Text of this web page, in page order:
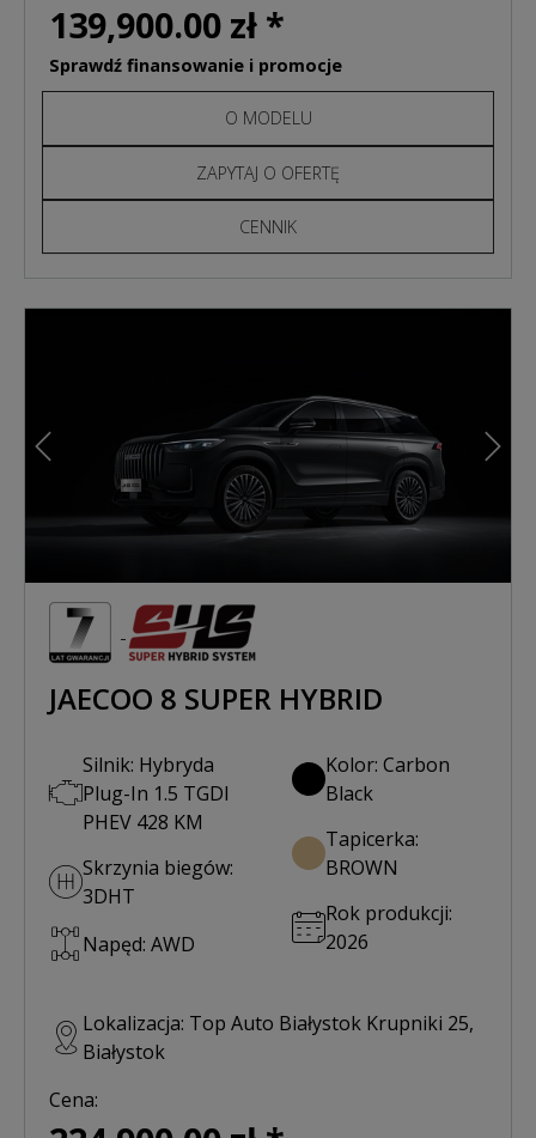
139,900.00 zł *
Sprawdź finansowanie i promocje
O MODELU
ZAPYTAJ O OFERTĘ
CENNIK
Poprzedni
JAECOO 8 SUPER HYBRID
Silnik: Hybryda
Plug-In 1.5 TGDI
PHEV 428 KM
Skrzynia biegów:
3DHT
Napęd: AWD
Kolor: Carbon
Black
Tapicerka:
BROWN
Rok produkcji:
2026
Lokalizacja: Top Auto Białystok Krupniki 25,
Białystok
Cena: